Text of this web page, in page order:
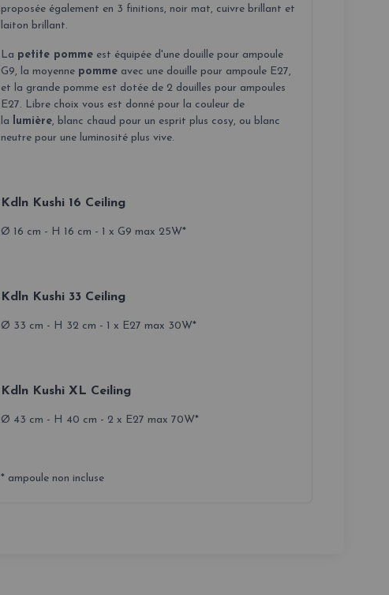
proposée également en 3 finitions, noir mat, cuivre brillant et
laiton brillant.
La petite pommeest équipée d'une douille pour ampoule
G9, la moyenne pommeavec une douille pour ampoule E27,
et la grande pomme est dotée de 2 douilles pour ampoules
E27. Libre choix vous est donné pour la couleur de
la lumière, blanc chaud pour un esprit plus cosy, ou blanc
neutre pour une luminosité plus vive.
Kdln Kushi 16 Ceiling
Ø 16 cm - H 16 cm - 1 x G9 max 25W*
Kdln Kushi 33 Ceiling
Ø 33 cm - H 32 cm - 1 x E27 max 30W*
Kdln Kushi XL Ceiling
Ø 43 cm - H 40 cm - 2 x E27 max 70W*
* ampoule non incluse